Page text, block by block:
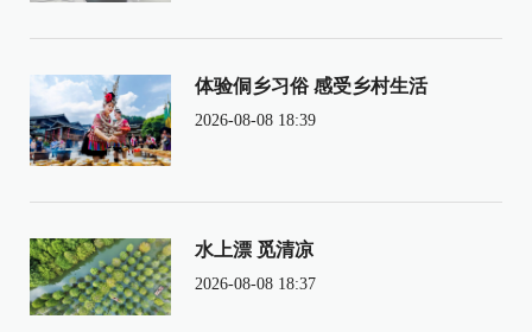
体验侗乡习俗 感受乡村生活
2026-08-08 18:39
水上漂 觅清凉
2026-08-08 18:37